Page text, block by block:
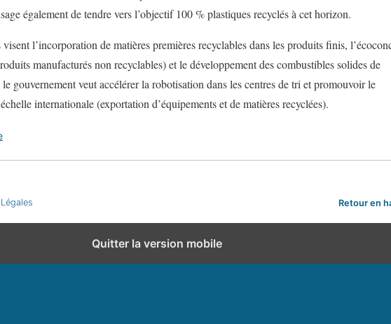
également de tendre vers l’objectif 100 % plastiques recyclés à cet horizon.
l’incorporation de matières premières recyclables dans les produits finis,
manufacturés non recyclables) et le développement des combustibles solides de
gouvernement veut accélérer la robotisation dans les centres de tri et promouvoir le
internationale (exportation d’équipements et de matières recyclées).
Retour en
Quitter la version mobile